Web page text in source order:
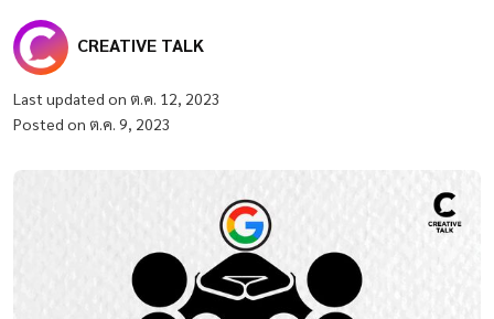
CREATIVE TALK
Last updated on ต.ค. 12, 2023
Posted on ต.ค. 9, 2023